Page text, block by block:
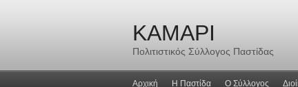
ΚΑΜΑΡΙ
Πολιτιστικός Σύλλογος Παστίδας
Αρχική Η Παστίδα Ο Σύλλογος